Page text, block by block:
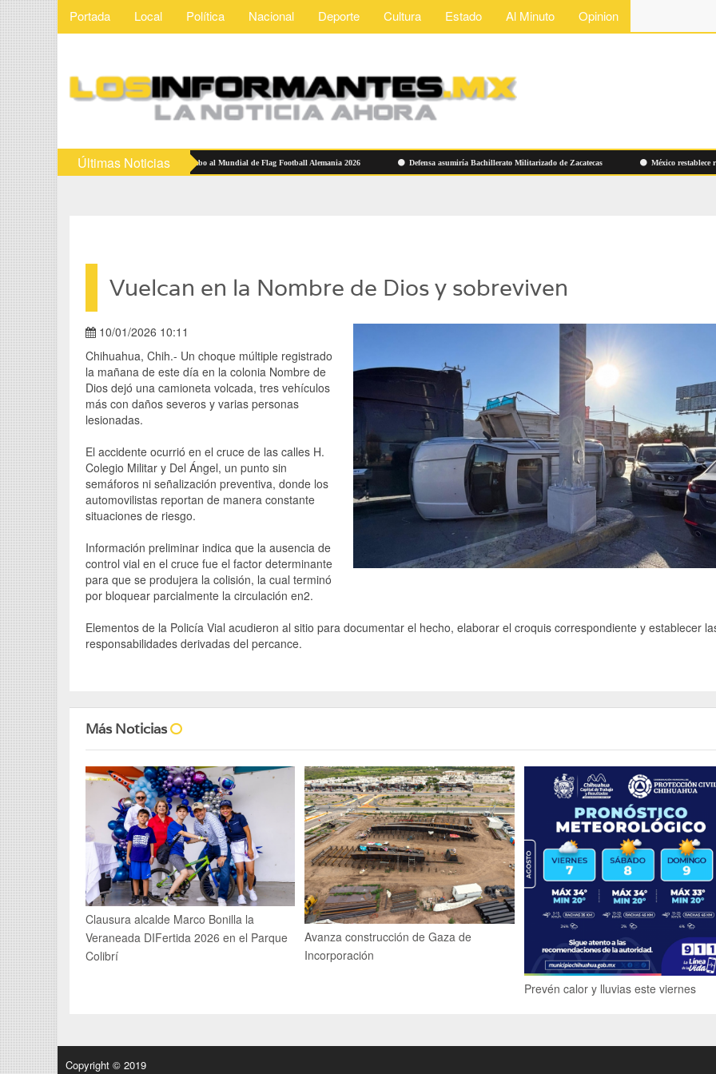
Portada Local Política Nacional Deporte Cultura Estado Al Minuto Opinion
Últimas Noticias
Mexicanas reciben abanderamiento rumbo al Mundial de Flag Football Alemania 2026 Defensa asumiría Bachillerato Militarizado de Zacatecas México restablece
Vuelcan en la Nombre de Dios y sobreviven
10/01/2026 10:11
Chihuahua, Chih.- Un choque múltiple registrado
la mañana de este día en la colonia Nombre de
Dios dejó una camioneta volcada, tres vehículos
más con daños severos y varias personas
lesionadas.
El accidente ocurrió en el cruce de las calles H.
Colegio Militar y Del Ángel, un punto sin
semáforos ni señalización preventiva, donde los
automovilistas reportan de manera constante
situaciones de riesgo.
Información preliminar indica que la ausencia de
control vial en el cruce fue el factor determinante
para que se produjera la colisión, la cual terminó
por bloquear parcialmente la circulación en2.
Elementos de la Policía Vial acudieron al sitio para documentar el hecho, elaborar el croquis correspondiente y establecer
responsabilidades derivadas del percance.
Más Noticias
Clausura alcalde Marco Bonilla la
Veraneada DIFertida 2026 en el Parque
Colibrí
Avanza construcción de Gaza de
Incorporación
Prevén calor y lluvias este viernes
Copyright © 2019